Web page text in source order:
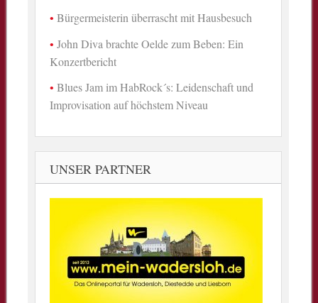
Bürgermeisterin überrascht mit Hausbesuch
John Diva brachte Oelde zum Beben: Ein
Konzertbericht
Blues Jam im HabRock´s: Leidenschaft und
Improvisation auf höchstem Niveau
UNSER PARTNER